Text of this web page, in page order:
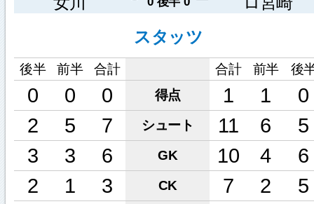
スタッツ
後半 前半 合計 合計 前半 後
0 0 0 得点 1 1
0
2
5 7 シュート 11 6
5
3
3 6 GK 10 4
6
2
1 3 CK 7 2
5